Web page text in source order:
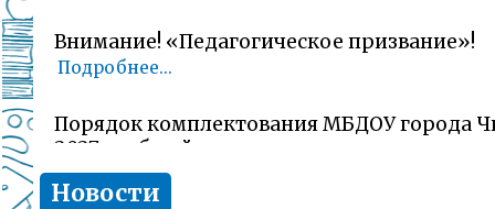
Внимание! «Педагогическое призвание»!
Подробнее...
Порядок комплектования МБДОУ города
2027 учебный год
Подробнее...
Новости